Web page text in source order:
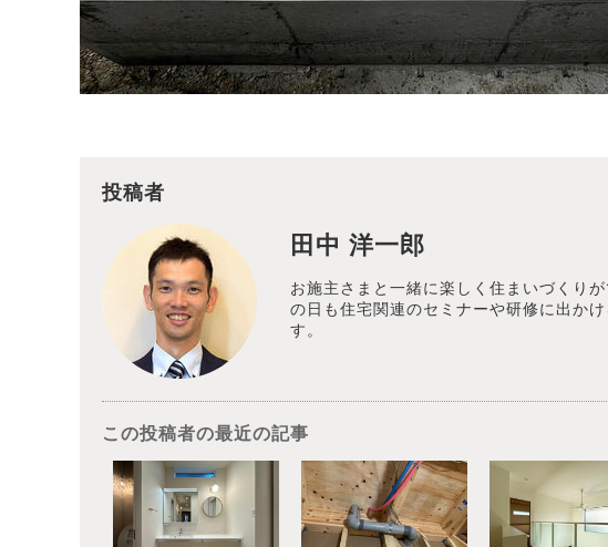
投稿者
田中 洋一郎
お施主さまと一緒に楽しく住まいづくり
の日も住宅関連のセミナーや研修に出か
す。
この投稿者の最近の記事